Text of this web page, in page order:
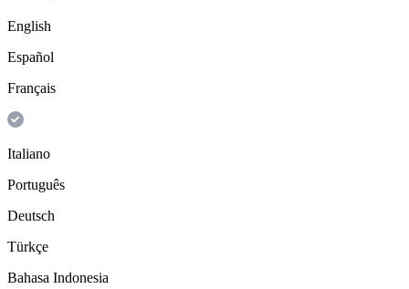
English
Español
Français
Italiano
Português
Deutsch
Türkçe
Bahasa Indonesia